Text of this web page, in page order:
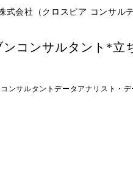
選択 ・グローバルコミュニケ
略策定、ITガバナンス構築、
プレクス株式会社へのジョブローテーシ
く経験を積んでいただきます。
式会社（クロスピア コンサル
ンコンサルタント*立
ンサルタントデータアナリスト・